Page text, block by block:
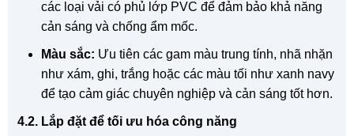
các loại vải có phủ lớp PVC để đảm bảo khả năng
cản sáng và chống ẩm mốc.
Màu sắc: Ưu tiên các gam màu trung tính, nhã nhặn
như xám, ghi, trắng hoặc các màu tối như xanh navy
để tạo cảm giác chuyên nghiệp và cản sáng tốt hơn.
4.2. Lắp đặt để tối ưu hóa công năng